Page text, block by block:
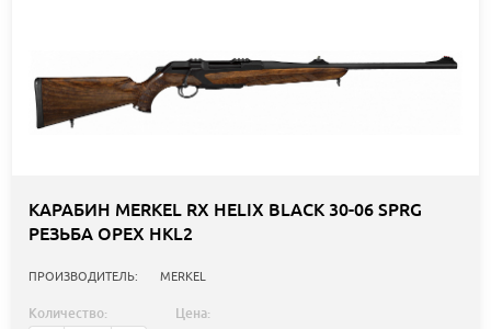
КАРАБИН MERKEL RX HELIX BLACK 30-06 SPRG
РЕЗЬБА ОРЕХ HKL2
ПРОИЗВОДИТЕЛЬ: MERKEL
Количество: Цена: